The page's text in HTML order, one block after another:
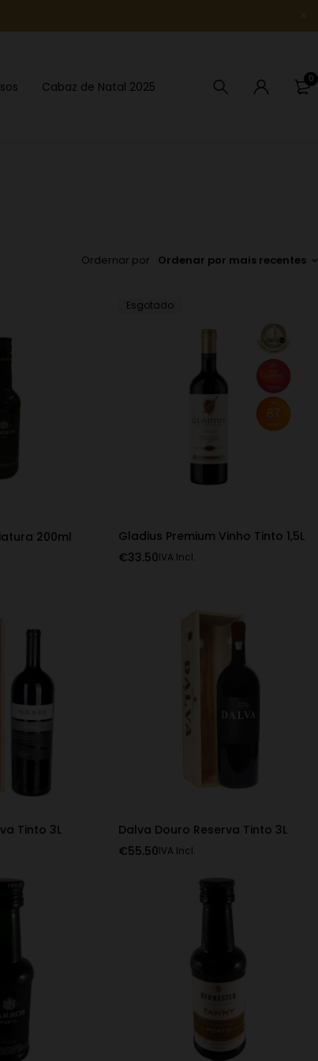
Cabaz de Natal 2025
0
Ordernar por Ordenar por mais recentes
200ml
Esgotado
Gladius Premium Vinho Tinto 1,5L
€33.50IVA Incl.
Tinto 3L
Dalva Douro Reserva Tinto 3L
€55.50IVA Incl.